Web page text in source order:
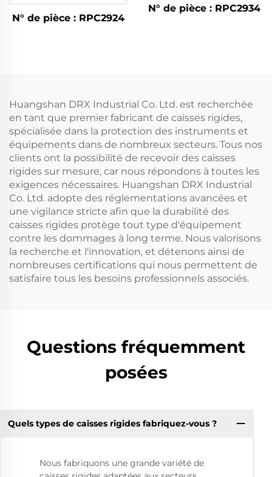
N° de pièce : RPC2924
N° de pièce : RPC2934
Huangshan DRX Industrial Co. Ltd. est recherchée
en tant que premier fabricant de caisses rigides,
spécialisée dans la protection des instruments et
équipements dans de nombreux secteurs. Tous nos
clients ont la possibilité de recevoir des caisses
rigides sur mesure, car nous répondons à toutes les
exigences nécessaires. Huangshan DRX Industrial
Co. Ltd. adopte des réglementations avancées et
une vigilance stricte afin que la durabilité des
caisses rigides protège tout type d'équipement
contre les dommages à long terme. Nous valorisons
la recherche et l'innovation, et détenons ainsi de
nombreuses certifications qui nous permettent de
satisfaire tous les besoins professionnels associés.
Questions fréquemment
posées
Quels types de caisses rigides fabriquez-vous ?
Nous fabriquons une grande variété de